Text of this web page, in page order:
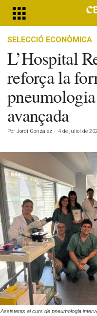
SELECCIÓ ECONÒMICA
L’Hospital
reforça la
avançada
Por Jordi González - 4 de juliol de
Assistents al curs de pneumologia